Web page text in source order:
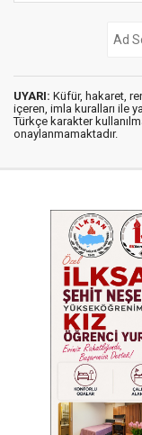
UYARI: Küfür, hakaret,
içeren, imla kuralları ile
Türkçe karakter
onaylanmamaktadır.